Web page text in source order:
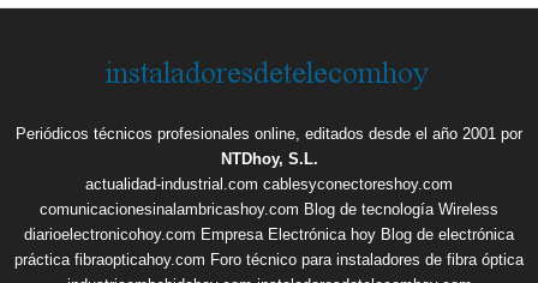
Periódicos técnicos profesionales online, editados desde el año 2001 por
NTDhoy, S.L.
actualidad-industrial.com cablesyconectoreshoy.com
comunicacionesinalambricashoy.com Blog de tecnología Wireless
diarioelectronicohoy.com Empresa Electrónica hoy Blog de electrónica
práctica fibraopticahoy.com Foro técnico para instaladores de fibra óptica